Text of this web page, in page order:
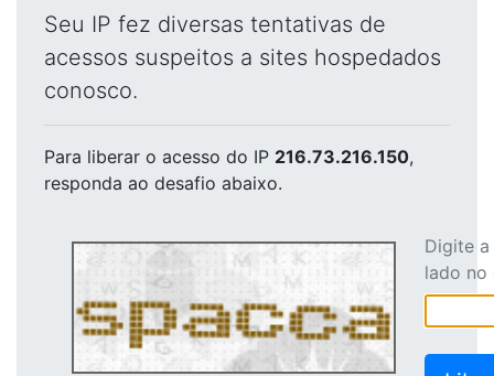
Seu IP fez diversas tentativas de
acessos suspeitos a sites hospedados
conosco.
Para liberar o acesso do IP 216.73.216.150,
responda ao desafio abaixo.
Digite
lado no